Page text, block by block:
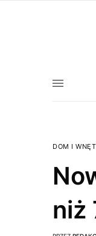
DOM I
niż